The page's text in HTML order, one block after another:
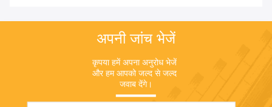
अपनी जांच भेजें
कृपया हमें अपना अनुरोध भेजें
और हम आपको जल्द से जल्द
जवाब देंगे।